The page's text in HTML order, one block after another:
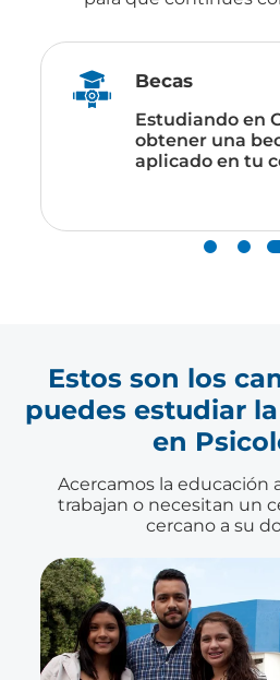
Becas
Estudiando en
obtener una
aplicado en tu
Estos son los
puedes estudiar
en
Acercamos la educación
trabajan o necesitan un
cercano a su